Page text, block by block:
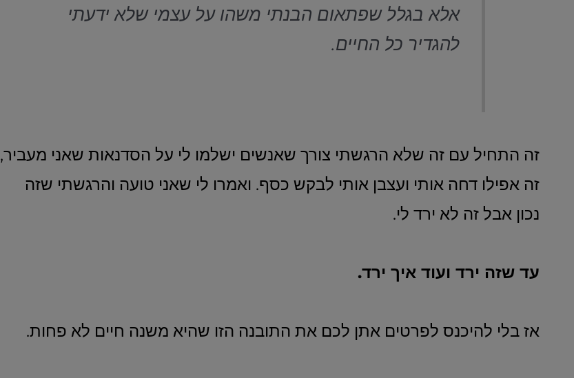
אלא בגלל שפתאום הבנתי משהו על עצמי שלא ידעתי
להגדיר כל החיים.
זה התחיל עם זה שלא הרגשתי צורך שאנשים ישלמו לי על הסדנאות שאני מעביר,
זה אפילו דחה אותי ועצבן אותי לבקש כסף. ואמרו לי שאני טועה והרגשתי שזה
נכון אבל זה לא ירד לי.
עד שזה ירד ועוד איך ירד.
אז בלי להיכנס לפרטים אתן לכם את התובנה הזו שהיא משנה חיים לא פחות.